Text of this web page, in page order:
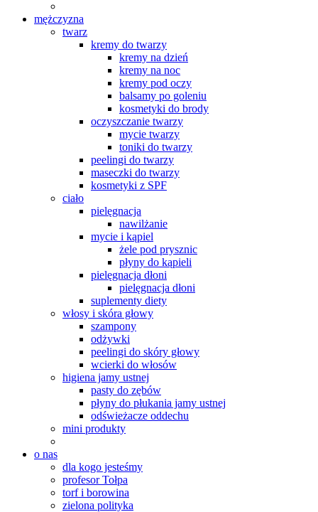
mężczyzna
twarz
kremy do twarzy
kremy na dzień
kremy na noc
kremy pod oczy
balsamy po goleniu
kosmetyki do brody
oczyszczanie twarzy
mycie twarzy
toniki do twarzy
peelingi do twarzy
maseczki do twarzy
kosmetyki z SPF
ciało
pielęgnacja
nawilżanie
mycie i kąpiel
żele pod prysznic
płyny do kąpieli
pielęgnacja dłoni
pielęgnacja dłoni
suplementy diety
włosy i skóra głowy
szampony
odżywki
peelingi do skóry głowy
wcierki do włosów
higiena jamy ustnej
pasty do zębów
płyny do płukania jamy ustnej
odświeżacze oddechu
mini produkty
o nas
dla kogo jesteśmy
profesor Tołpa
torf i borowina
zielona polityka